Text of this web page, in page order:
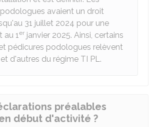
avaient un droit
31 juillet 2024 pour une
au 1er janvier 2025. Ainsi, certains
pédicures podologues relèvent
d'autres du régime TI PL.
préalables
début d'activité ?